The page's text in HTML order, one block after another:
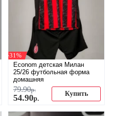
-31%
Econom детская Милан
25/26 футбольная форма
домашняя
79.90р.
54.90р.
Купить